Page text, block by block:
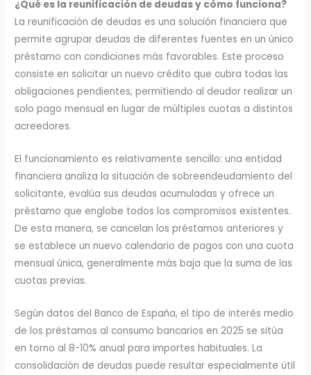
¿Qué es la reunificación de deudas y cómo funciona?
La reunificación de deudas es una solución financiera que
permite agrupar deudas de diferentes fuentes en un único
préstamo con condiciones más favorables. Este proceso
consiste en solicitar un nuevo crédito que cubra todas las
obligaciones pendientes, permitiendo al deudor realizar un
solo pago mensual en lugar de múltiples cuotas a distintos
acreedores.
El funcionamiento es relativamente sencillo: una entidad
financiera analiza la situación de sobreendeudamiento del
solicitante, evalúa sus deudas acumuladas y ofrece un
préstamo que englobe todos los compromisos existentes.
De esta manera, se cancelan los préstamos anteriores y
se establece un nuevo calendario de pagos con una cuota
mensual única, generalmente más baja que la suma de las
cuotas previas.
Según datos del Banco de España, el tipo de interés medio
de los préstamos al consumo bancarios en 2025 se sitúa
en torno al 8-10% anual para importes habituales. La
consolidación de deudas puede resultar especialmente útil